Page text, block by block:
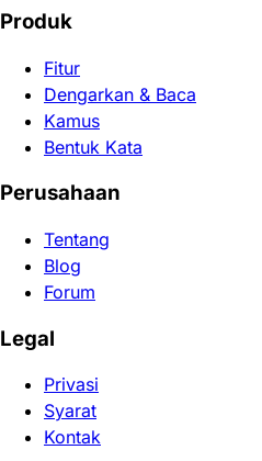
Produk
Fitur
Dengarkan & Baca
Kamus
Bentuk Kata
Perusahaan
Tentang
Blog
Forum
Legal
Privasi
Syarat
Kontak